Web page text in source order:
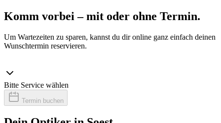
Komm vorbei – mit oder ohne Termin.
Um Wartezeiten zu sparen, kannst du dir online ganz einfach deinen
Wunschtermin reservieren.
Bitte Service wählen
Termin buchen